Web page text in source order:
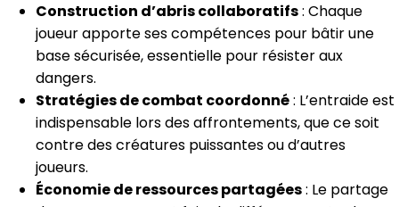
Construction d’abris collaboratifs: Chaque
joueur apporte ses compétences pour bâtir une
base sécurisée, essentielle pour résister aux
dangers.
Stratégies de combat coordonné: L’entraide est
indispensable lors des affrontements, que ce soit
contre des créatures puissantes ou d’autres
joueurs.
Économie de ressources partagées: Le partage